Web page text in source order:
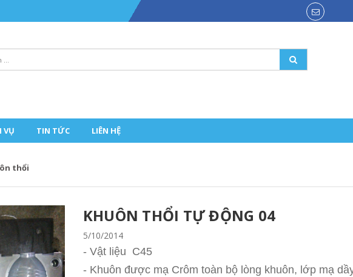
VỤ TIN TỨC LIÊN HỆ
thổi
KHUÔN THỔI TỰ ĐỘNG 04
5/10/2014
- Vật liệu C45
- Khuôn được mạ Crôm toàn bộ lòng khuôn, lớp mạ